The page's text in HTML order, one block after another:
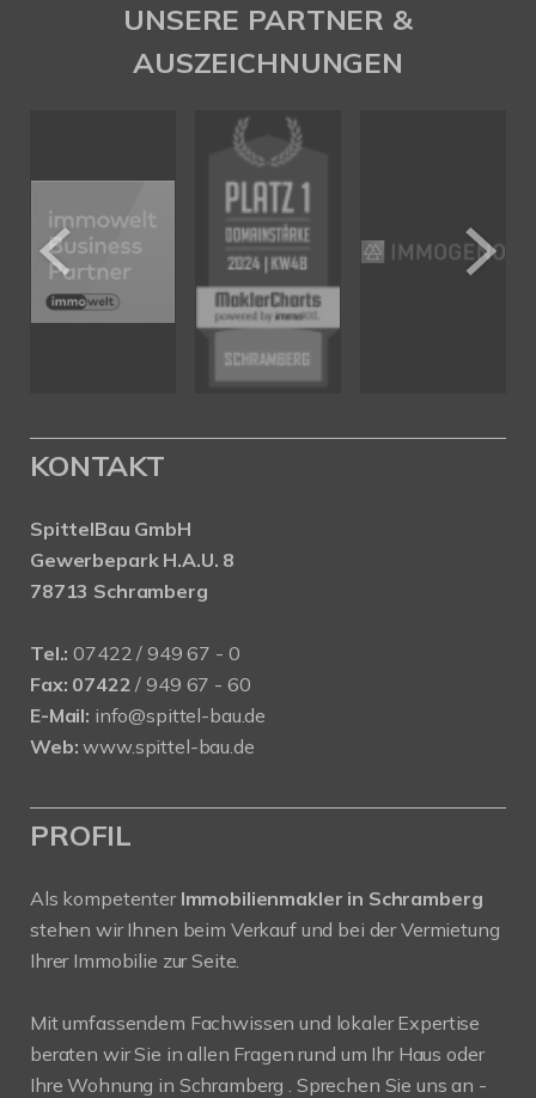
UNSERE PARTNER &
AUSZEICHNUNGEN
KONTAKT
SpittelBau GmbH
Gewerbepark H.A.U. 8
78713 Schramberg
Tel.: 07422 / 949 67 - 0
Fax: 07422 / 949 67 - 60
E-Mail: info@spittel-bau.de
Web: www.spittel-bau.de
PROFIL
Als kompetenter Immobilienmakler in Schramberg
stehen wir Ihnen beim Verkauf und bei der Vermietung
Ihrer Immobilie zur Seite.
Mit umfassendem Fachwissen und lokaler Expertise
beraten wir Sie in allen Fragen rund um Ihr Haus oder
Ihre Wohnung in Schramberg . Sprechen Sie uns an -